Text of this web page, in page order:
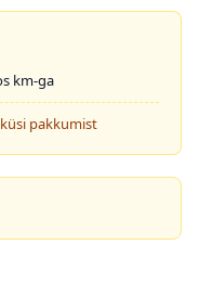
km-ga
pakkumist